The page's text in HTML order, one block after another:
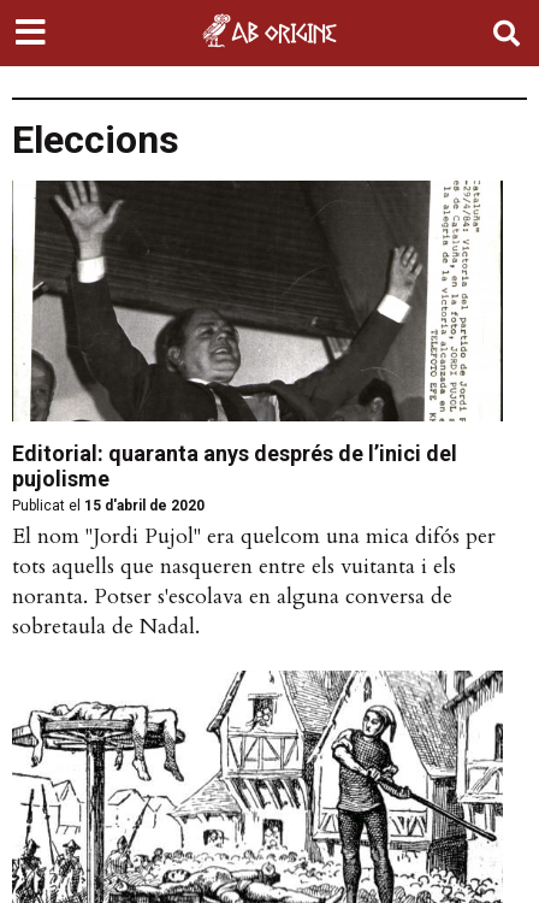
Eleccions
Editorial: quaranta anys després de l’inici del
pujolisme
Publicat el 15 d'abril de 2020
El nom "Jordi Pujol" era quelcom una mica difós per
tots aquells que nasqueren entre els vuitanta i els
noranta. Potser s'escolava en alguna conversa de
sobretaula de Nadal.